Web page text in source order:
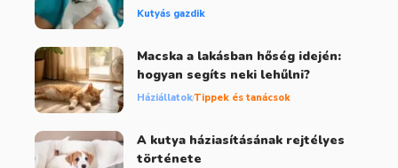
Kutyás gazdik
Macska a lakásban hőség idején:
hogyan segíts neki lehűlni?
HáziállatokTippek és tanácsok
A kutya háziasításának rejtélyes
története